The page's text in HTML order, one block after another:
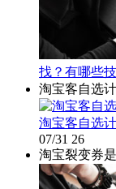
找？有哪些
淘宝客自选
淘宝客自选
07/31 26
淘宝裂变券